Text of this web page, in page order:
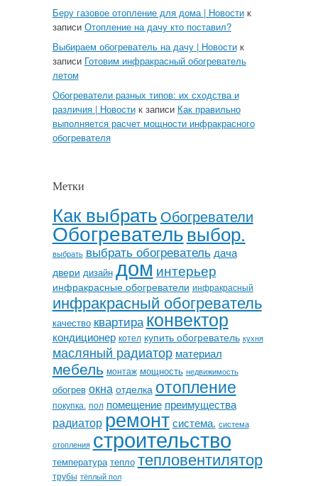
Беру газовое отопление для дома | Новостик
записи Отопление на дачу кто поставил?
Выбираем обогреватель на дачу | Новостик
записи Готовим инфракрасный обогреватель
летом
Обогреватели разных типов: их сходства и
различия | Новостик записи Как правильно
выполняется расчет мощности инфракрасного
обогревателя
Метки
Как выбрать Обогреватели
Обогревательвыбор.
выбрать выбрать обогреватель дача
двери дизайн дом интерьер
инфракрасные обогреватели инфракрасный
инфракрасный обогреватель
качество квартираконвектор
кондиционер котел купить обогреватель кухня
масляный радиатор материал
мебель монтаж мощность недвижимость
обогрев окна отделка отопление
покупка. пол помещение преимущества
радиатор ремонт система. система
отопления строительство
температура тепло тепловентилятор
трубы тёплый пол